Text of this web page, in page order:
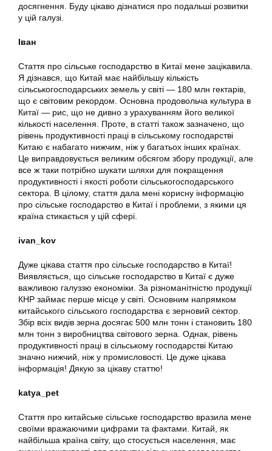
досягнення. Буду цікаво дізнатися про подальші розвитки
у цій галузі.
Іван
Стаття про сільське господарство в Китаї мене зацікавила.
Я дізнався, що Китай має найбільшу кількість
сільськогосподарських земель у світі — 180 млн гектарів,
що є світовим рекордом. Основна продовольча культура в
Китаї — рис, що не дивно з урахуванням його великої
кількості населення. Проте, в статті також зазначено, що
рівень продуктивності праці в сільському господарстві
Китаю є набагато нижчим, ніж у багатьох інших країнах.
Це виправдовується великим обсягом збору продукції, але
все ж таки потрібно шукати шляхи для покращення
продуктивності і якості роботи сільськогосподарського
сектора. В цілому, стаття дала мені корисну інформацію
про сільське господарство в Китаї і проблеми, з якими ця
країна стикається у цій сфері.
ivan_kov
Дуже цікава стаття про сільське господарство в Китаї!
Виявляється, що сільське господарство в Китаї є дуже
важливою галуззю економіки. За різноманітністю продукції
КНР займає перше місце у світі. Основним напрямком
китайського сільського господарства є зерновий сектор.
Збір всіх видів зерна досягає 500 млн тонн і становить 180
млн тонн з виробництва світового зерна. Однак, рівень
продуктивності праці в сільському господарстві Китаю
значно нижчий, ніж у промисловості. Це дуже цікава
інформація! Дякую за цікаву статтю!
katya_pet
Стаття про китайське сільське господарство вразила мене
своїми вражаючими цифрами та фактами. Китай, як
найбільша країна світу, що стосується населення, має